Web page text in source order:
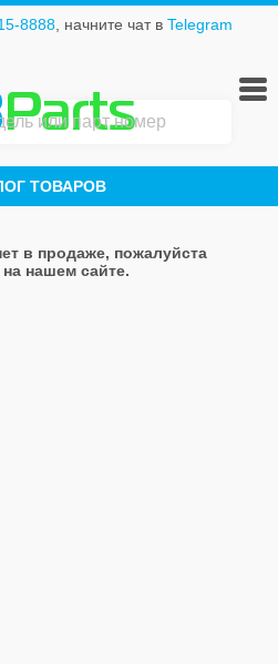
8888, начните чат в Telegram
Parts
ТОВАРОВ
в продаже, пожалуйста
нашем сайте.